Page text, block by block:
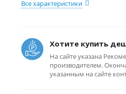
Все характеристики
Хотите купить
На сайте указана
производителем.
указанным на сайте